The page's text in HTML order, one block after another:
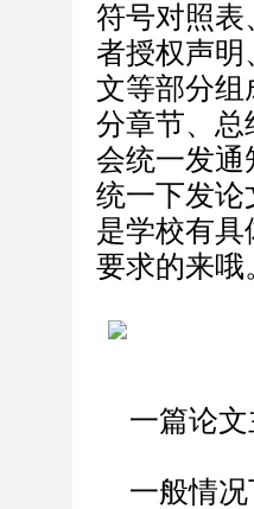
符号对照
者授权声
文等部分组
分章节、总
会统一发通
统一下发论
是学校有
要求的来哦
一篇论
一般情